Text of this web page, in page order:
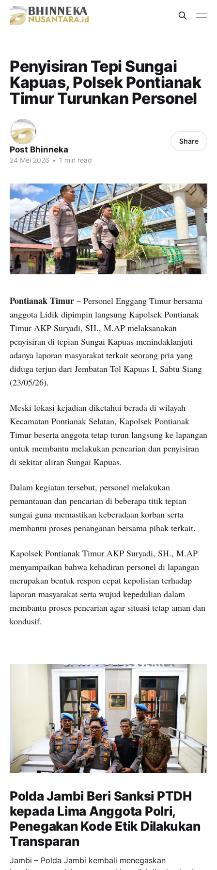
Penyisiran Tepi Sungai
Kapuas, Polsek Pontianak
Timur Turunkan Personel
Post Bhinneka
24 Mei 2026 • 1 min read
Share
Pontianak Timur – Personel Enggang Timur bersama
anggota Lidik dipimpin langsung Kapolsek Pontianak
Timur AKP Suryadi, SH., M.AP melaksanakan
penyisiran di tepian Sungai Kapuas menindaklanjuti
adanya laporan masyarakat terkait seorang pria yang
diduga terjun dari Jembatan Tol Kapuas I, Sabtu Siang
(23/05/26).
Meski lokasi kejadian diketahui berada di wilayah
Kecamatan Pontianak Selatan, Kapolsek Pontianak
Timur beserta anggota tetap turun langsung ke lapangan
untuk membantu melakukan pencarian dan penyisiran
di sekitar aliran Sungai Kapuas.
Dalam kegiatan tersebut, personel melakukan
pemantauan dan pencarian di beberapa titik tepian
sungai guna memastikan keberadaan korban serta
membantu proses penanganan bersama pihak terkait.
Kapolsek Pontianak Timur AKP Suryadi, SH., M.AP
menyampaikan bahwa kehadiran personel di lapangan
merupakan bentuk respon cepat kepolisian terhadap
laporan masyarakat serta wujud kepedulian dalam
membantu proses pencarian agar situasi tetap aman dan
kondusif.
Polda Jambi Beri Sanksi PTDH
kepada Lima Anggota Polri,
Penegakan Kode Etik Dilakukan
Transparan
Jambi – Polda Jambi kembali menegaskan